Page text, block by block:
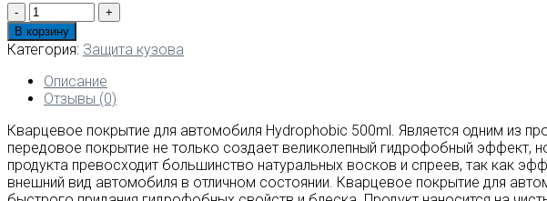
Количество
товара
Кварцевое
покрытие
для
автомобиля
500ml.
Твёрдый
защитный
слой,
В корзину
Категория: Защита кузова
Описание
Отзывы (0)
Кварцевое покрытие для автомобиля Hydrophobic 500ml. Является одним
передовое покрытие не только создает великолепный гидрофобный эффект,
продукта превосходит большинство натуральных восков и спреев, так как
внешний вид автомобиля в отличном состоянии. Кварцевое покрытие для